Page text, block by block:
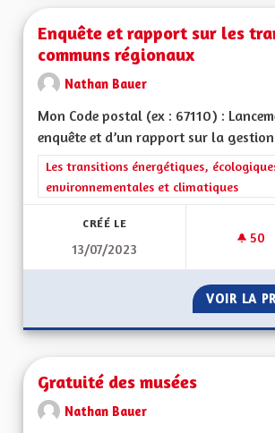
Enquête et rapport sur les
communs régionaux
Nathan Bauer
Mon Code postal (ex : 67110) :
enquête et d’un rapport sur la
Filtrer les résultats de la catégorie :
Les transitions énergétiques,
environnementales et climatiques
CRÉÉ LE
13/07/2023
50
VOIR LA
Gratuité des musées
Nathan Bauer